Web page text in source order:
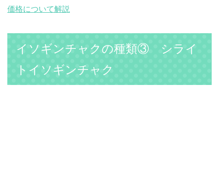
価格について解説
イソギンチャクの種類③ シライ
トイソギンチャク